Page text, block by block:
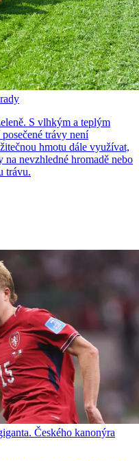
S vlhkým a teplým
trávy není
hmotu dále využívat,
nevzhledné hromadě nebo
trávu.
Českého kanonýra